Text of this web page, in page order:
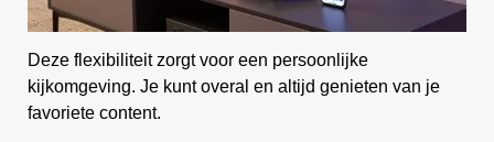
Deze flexibiliteit zorgt voor een persoonlijke
kijkomgeving. Je kunt overal en altijd genieten van je
favoriete content.